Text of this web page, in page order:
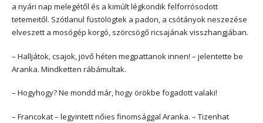
a nyári nap melegétől és a kimúlt légkondik felforrósodott
tetemeitől. Szótlanul füstölögtek a padon, a csótányok neszezése
elveszett a mosógép korgó, szörcsögő ricsajának visszhangjában.
– Halljátok, csajok, jövő héten megpattanok innen! – jelentette be
Aranka. Mindketten rábámultak.
– Hogyhogy? Ne mondd már, hogy örökbe fogadott valaki!
– Francokat – legyintett nőies finomsággal Aranka. – Tizenhat